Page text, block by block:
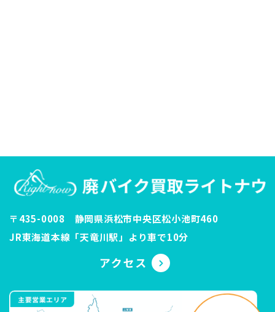
〒435-0008 静岡県浜松市中央区松小池町460
JR東海道本線「天竜川駅」より車で10分